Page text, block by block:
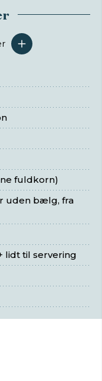
fuldkorn)
uden bælg, fra
lidt til servering